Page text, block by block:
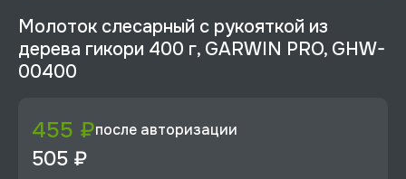
Молоток слесарный с рукояткой из
дерева гикори 400 г, GARWIN PRO, GHW-
00400
455 ₽после авторизации
505 ₽